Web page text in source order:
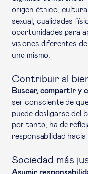
origen étnico,
sexual, cualidades
oportunidades para
visiones diferentes
uno mismo.
Contribuir al
Buscar, compartir y
ser consciente de
puede desligarse del
por tanto, ha de
responsabilidad hacia
Sociedad más
Asumir